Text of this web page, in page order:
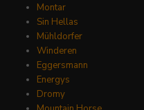
Montar
Sin Hellas
Mühldorfer
Winderen
Eggersmann
Energys
Dromy